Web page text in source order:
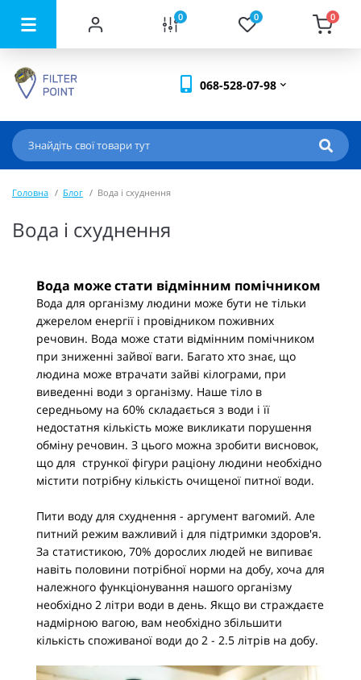
0 0 0
068-528-07-98
Головна Блог Вода і схуднення
Вода і схуднення
Вода може стати відмінним помічником
Вода для організму людини може бути не тільки
джерелом енергії і провідником поживних
речовин. Вода може стати відмінним помічником
при зниженні зайвої ваги. Багато хто знає, що
людина може втрачати зайві кілограми, при
виведенні води з організму. Наше тіло в
середньому на 60% складається з води і її
недостатня кількість може викликати порушення
обміну речовин. З цього можна зробити висновок,
що для стрункої фігури раціону людини необхідно
містити потрібну кількість очищеної питної води.
Пити воду для схуднення - аргумент вагомий. Але
питний режим важливий і для підтримки здоров'я.
За статистикою, 70% дорослих людей не випиває
навіть половини потрібної норми на добу, хоча для
належного функціонування нашого організму
необхідно 2 літри води в день. Якщо ви страждаєте
надмірною вагою, вам необхідно збільшити
кількість споживаної води до 2 - 2.5 літрів на добу.